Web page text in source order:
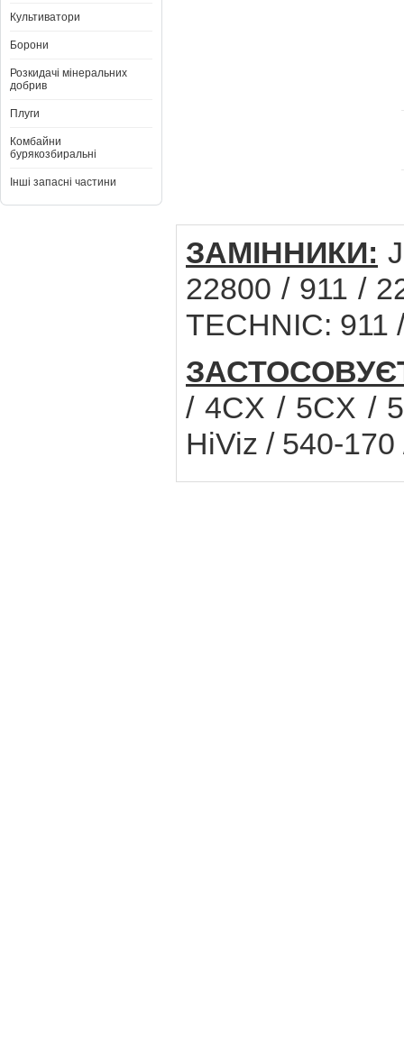
Культиватори
Борони
Розкидачі мінеральних
добрив
Плуги
Комбайни
бурякозбиральні
Інші запасні частини
ЗАМІННИКИ:
22800 / 911 /
TECHNIC: 911
/ 4CX / 5CX /
HiViz / 540-